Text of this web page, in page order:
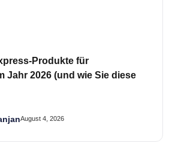
Produkte für
Jahr 2026 (und wie Sie diese
August 4, 2026